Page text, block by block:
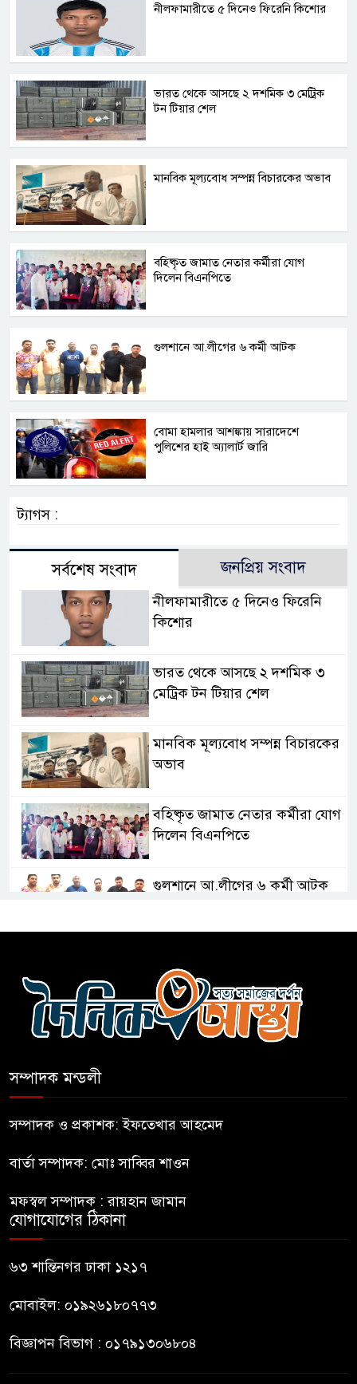
নীলফামারীতে ৫ দিনেও ফিরেনি কিশোর
ভারত থেকে আসছে ২ দশমিক ৩ মেট্রিক
টন টিয়ার শেল
মানবিক মূল্যবোধ সম্পন্ন বিচারকের অভাব
বহিষ্কৃত জামাত নেতার কর্মীরা যোগ
দিলেন বিএনপিতে
গুলশানে আ.লীগের ৬ কর্মী আটক
বোমা হামলার আশঙ্কায় সারাদেশে
পুলিশের হাই অ্যালার্ট জারি
ট্যাগস :
সর্বশেষ সংবাদ জনপ্রিয় সংবাদ
নীলফামারীতে ৫ দিনেও ফিরেনি
কিশোর
ভারত থেকে আসছে ২ দশমিক ৩
মেট্রিক টন টিয়ার শেল
মানবিক মূল্যবোধ সম্পন্ন বিচারকের
অভাব
বহিষ্কৃত জামাত নেতার কর্মীরা যোগ
দিলেন বিএনপিতে
গুলশানে আ.লীগের ৬ কর্মী আটক
পুলিশের হাই অ্যালার্ট জারি
রাষ্ট্রপতি হওয়ার প্রস্তাব পাননি ড.
পিস্তলসহ যুবক আটক
তুহিন হত্যার এক বছর: দ্রুত
সম্পাদক মন্ডলী
সম্পাদক ও প্রকাশক: ইফতেখার আহমেদ
বার্তা সম্পাদক: মোঃ সাব্বির শাওন
মফস্বল সম্পাদক : রায়হান জামান
যোগাযোগের ঠিকানা
৬৩ শান্তিনগর ঢাকা ১২১৭
মোবাইল: ০১৯২৬১৮০৭৭৩
বিজ্ঞাপন বিভাগ : ০১৭৯১৩০৬৮০৪